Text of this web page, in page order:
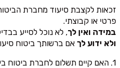
זכאות לקצבת סיעוד מחברת הביטוח
פרטי או קבוצתי.
במידה ואין לך, לא נוכל לסייע
ולא ידוע לך אם ברשותך ביטוח
1. האם קיים תשלום לחברת ביטוח